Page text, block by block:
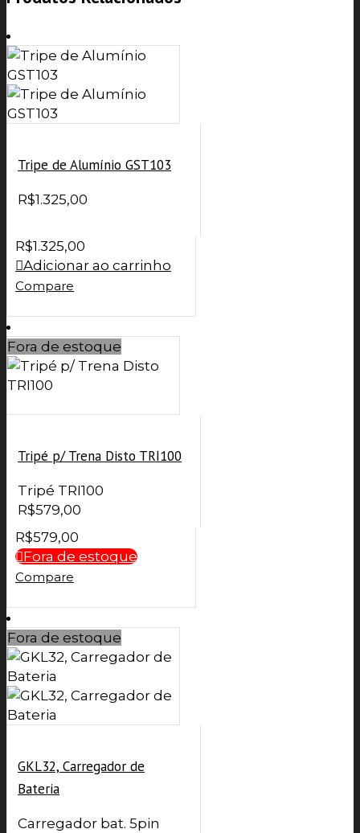
Tripe de Alumínio GST103
R$1.325,00
R$1.325,00
Adicionar ao carrinho
Compare
Fora de estoque
Tripé p/ Trena Disto TRI100
Tripé TRI100
R$579,00
R$579,00
Fora de estoque
Compare
Fora de estoque
GKL32, Carregador de
Bateria
Carregador bat. 5pin